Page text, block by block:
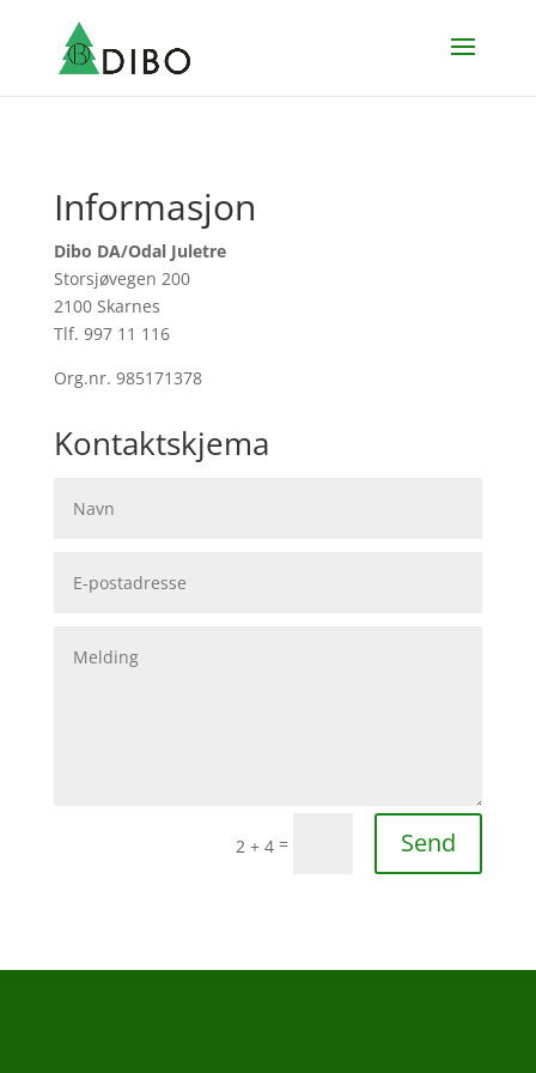
Informasjon
Dibo DA/Odal Juletre
Storsjøvegen 200
2100 Skarnes
Tlf. 997 11 116
Org.nr. 985171378
Kontaktskjema
2 + 4 = Send